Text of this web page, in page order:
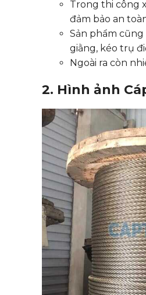
Trong thi công
đảm bảo an
Sản phẩm
giằng, kéo trụ
Ngoài ra còn
2. Hình ảnh